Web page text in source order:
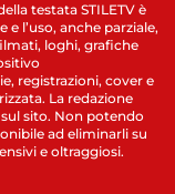
testata STILETV è
l’uso, anche parziale,
loghi, grafiche
registrazioni, cover e
La redazione
sito. Non potendo
ad eliminarli su
e oltraggiosi.